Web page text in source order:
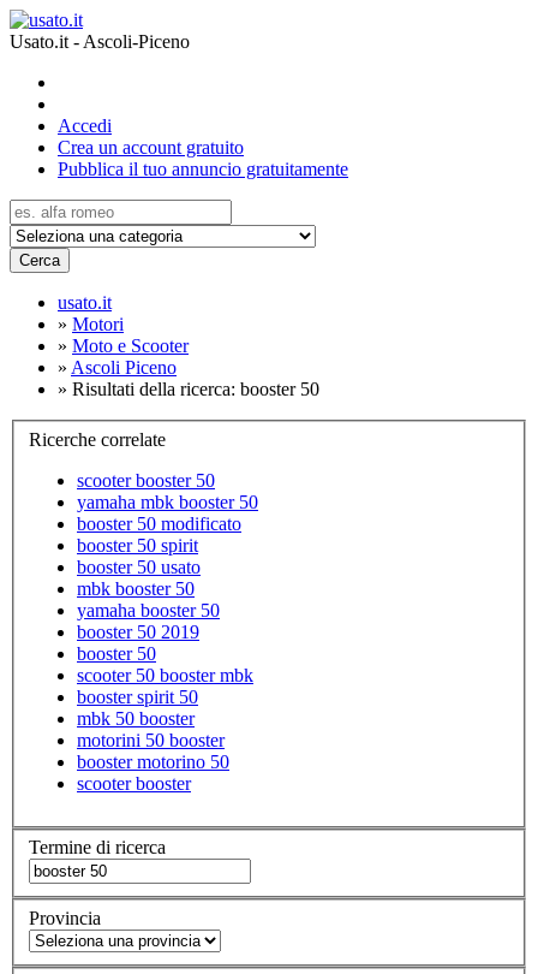
Usato.it - Ascoli-Piceno
Accedi
Crea un account gratuito
Pubblica il tuo annuncio gratuitamente
Cerca
usato.it
» Motori
» Moto e Scooter
» Ascoli Piceno
» Risultati della ricerca: booster 50
Ricerche correlate
scooter booster 50
yamaha mbk booster 50
booster 50 modificato
booster 50 spirit
booster 50 usato
mbk booster 50
yamaha booster 50
booster 50 2019
booster 50
scooter 50 booster mbk
booster spirit 50
mbk 50 booster
motorini 50 booster
booster motorino 50
scooter booster
Termine di ricerca
Provincia